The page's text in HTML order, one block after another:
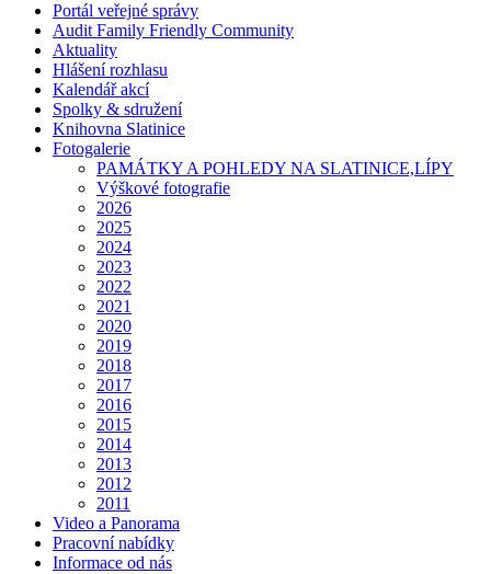
Portál veřejné správy
Audit Family Friendly Community
Aktuality
Hlášení rozhlasu
Kalendář akcí
Spolky & sdružení
Knihovna Slatinice
Fotogalerie
PAMÁTKY A POHLEDY NA SLATINICE,LÍPY
Výškové fotografie
2026
2025
2024
2023
2022
2021
2020
2019
2018
2017
2016
2015
2014
2013
2012
2011
Video a Panorama
Pracovní nabídky
Informace od nás